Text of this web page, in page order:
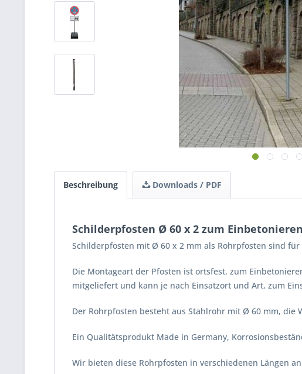
Beschreibung Downloads / PDF
Schilderpfosten Ø 60 x 2 zum Einbetonieren
Schilderpfosten mit Ø 60 x 2 mm als Rohrpfosten sind
Die Montageart der Pfosten ist ortsfest, zum
mitgeliefert und kann je nach Einsatzort und Art, zum
Der Rohrpfosten besteht aus Stahlrohr mit Ø 60 mm,
Ein Qualitätsprodukt Made in Germany,
Wir bieten diese Rohrpfosten in verschiedenen Längen